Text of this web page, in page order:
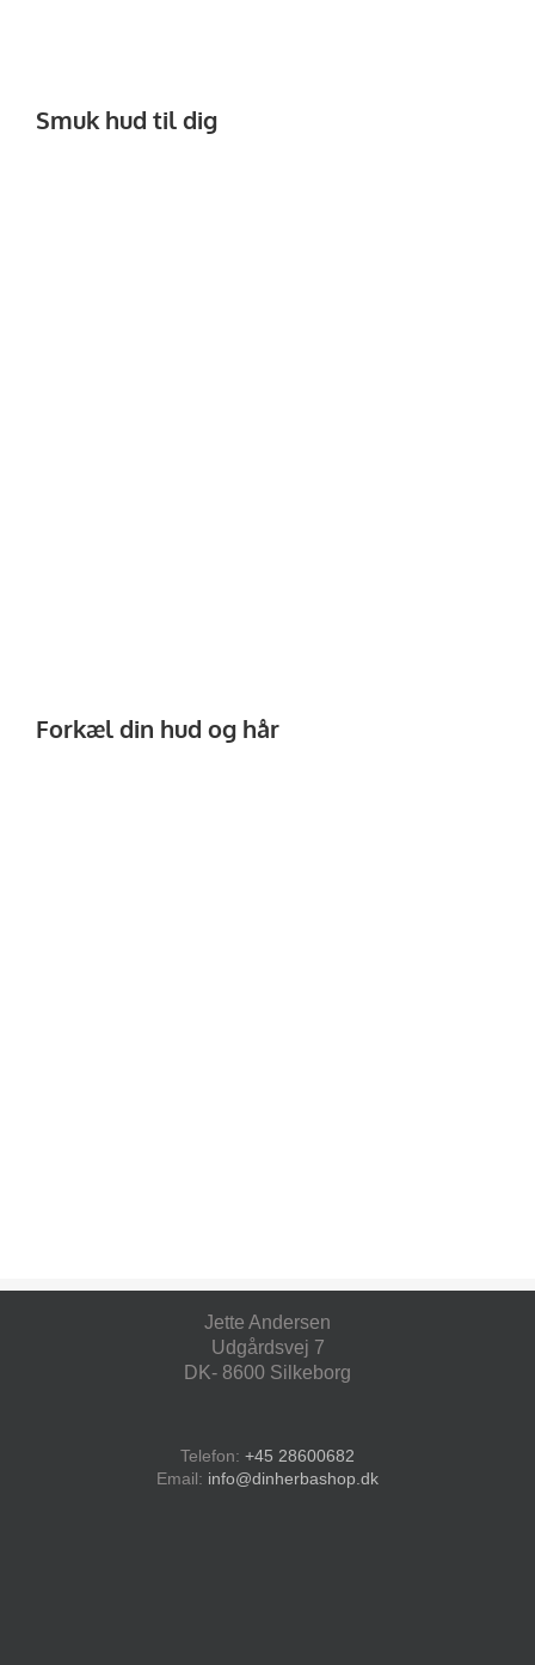
Smuk hud til dig
Forkæl din hud og hår
Jette Andersen
Udgårdsvej 7
DK- 8600 Silkeborg
Telefon: +45 28600682
Email: info@dinherbashop.dk